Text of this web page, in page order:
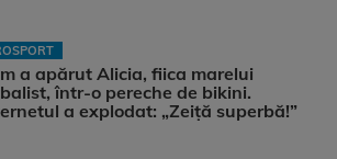
a apărut Alicia, fiica marelui
într-o pereche de bikini.
a explodat: „Zeiță superbă!”